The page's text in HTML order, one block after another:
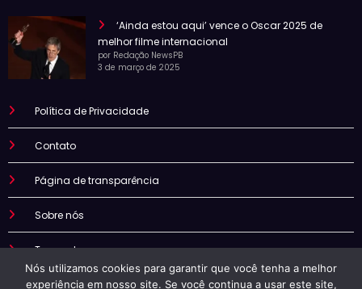
‘Ainda estou aqui’ vence o Oscar 2025 de
melhor filme internacional
por Redação NewsPB
3 de março de 2025
Política de Privacidade
Contato
Página de transparência
Sobre nós
Termo de uso
Nós utilizamos cookies para garantir que você tenha a melhor
experiência em nosso site. Se você continua a usar este site,